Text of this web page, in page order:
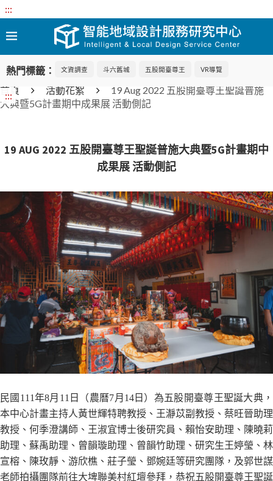
:::
熱門標籤： 文資調查 斗六舊城 五股開臺尊王 VR導覽
:::
首頁 活動花絮
19 Aug 2022 五股開臺尊王聖誕普施
大典暨5G計畫期中成果展 活動側記
19 AUG 2022 五股開臺尊王聖誕普施大典暨5G計畫期中
成果展 活動側記
民國111年8月11日（農曆7月14日）為五股開臺尊王聖誕大典，
本中心計畫主持人黃世輝特聘教授、王瀞苡副教授、蔡旺晉助理
教授、何季澄講師、王淑宜博士後研究員、賴怡安助理、陳曉莉
助理、蘇禹助理、曾韻璇助理、曾韻竹助理、研究生王婷瑩、林
宣榕、陳玫靜、游欣樵、莊子瑩、鄧婉廷等研究團隊，及郭世謀
老師拍攝團隊前往大埤聯美村紅壇參拜，恭祝五股開臺尊王聖誕